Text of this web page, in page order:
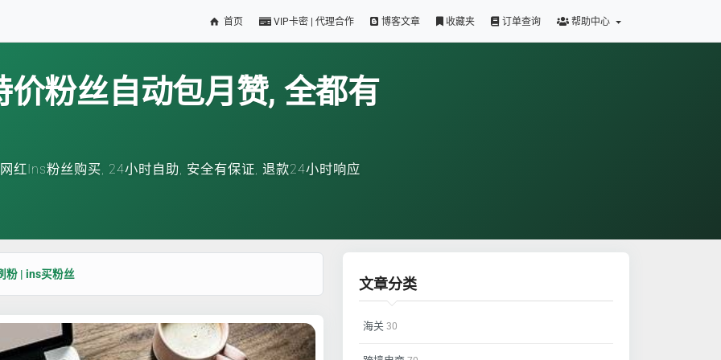
首页 VIP卡密 | 代理合作 博客文章 收藏夹 订单查询 帮助中心
价粉丝自动包月赞, 全都有
网红Ins粉丝购买, 24小时自助, 安全有保证, 退款24小时响应
粉 | ins买粉丝
文章分类
海关 30